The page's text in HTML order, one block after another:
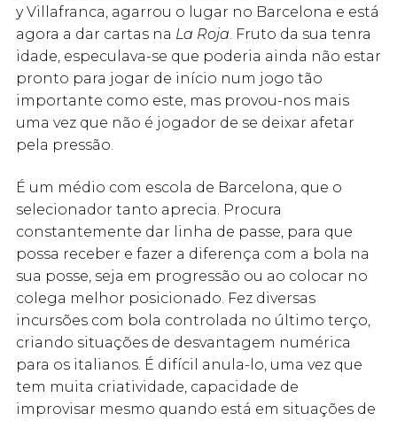
y Villafranca, agarrou o lugar no Barcelona e está
agora a dar cartas na La Roja. Fruto da sua tenra
idade, especulava-se que poderia ainda não estar
pronto para jogar de início num jogo tão
importante como este, mas provou-nos mais
uma vez que não é jogador de se deixar afetar
pela pressão.
É um médio com escola de Barcelona, que o
selecionador tanto aprecia. Procura
constantemente dar linha de passe, para que
possa receber e fazer a diferença com a bola na
sua posse, seja em progressão ou ao colocar no
colega melhor posicionado. Fez diversas
incursões com bola controlada no último terço,
criando situações de desvantagem numérica
para os italianos. É difícil anula-lo, uma vez que
tem muita criatividade, capacidade de
improvisar mesmo quando está em situações de